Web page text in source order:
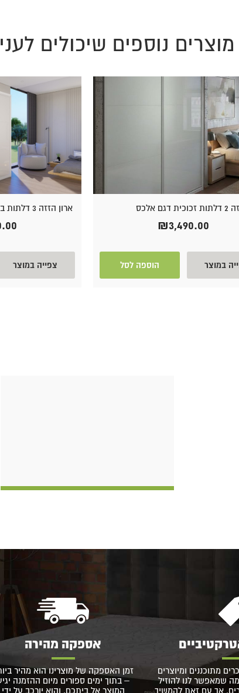
מוצרים נוספים שיכולים
אלכס
₪3,490.00
במוצר הוספה לסל
ארון הזזה 3 דלתות בדגם אלכס
צפייה במוצר
מתוכננים ומיוצרים
שמאפשר לנו להוזיל
אך עם זאת להמשיך
אספקה מהירה
זמן האספקה של מוצרינו הוא מהיר
– בתוך ימים ספורים מיום ההזמנה
המוצר אל ביתכם, והוא יורכב על ידי